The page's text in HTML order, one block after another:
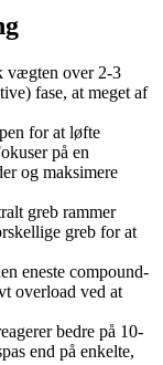
vægten over 2-3
fase, at meget af
for at løfte
på en
og maksimere
greb rammer
greb for at
eneste compound-
overload ved at
bedre på 10-
end på enkelte,